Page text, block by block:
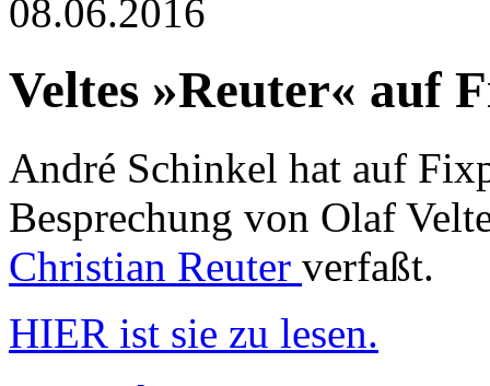
08.06.2016
Veltes »Reuter« auf
André Schinkel hat auf
Besprechung von Olaf
Christian Reuter verfaßt.
HIER ist sie zu lesen.